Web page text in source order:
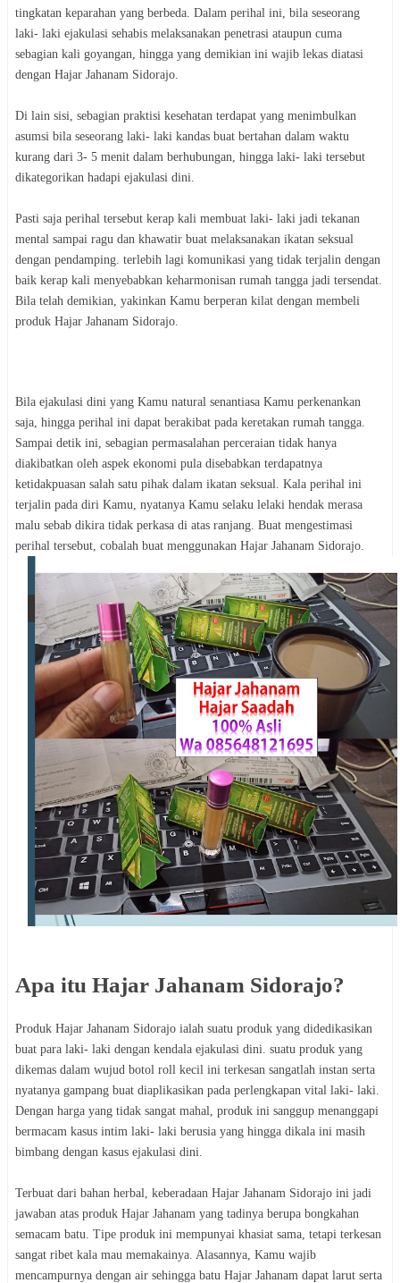
tingkatan keparahan yang berbeda. Dalam perihal ini, bila seseorang
laki- laki ejakulasi sehabis melaksanakan penetrasi ataupun cuma
sebagian kali goyangan, hingga yang demikian ini wajib lekas diatasi
dengan Hajar Jahanam Sidorajo.
Di lain sisi, sebagian praktisi kesehatan terdapat yang menimbulkan
asumsi bila seseorang laki- laki kandas buat bertahan dalam waktu
kurang dari 3- 5 menit dalam berhubungan, hingga laki- laki tersebut
dikategorikan hadapi ejakulasi dini.
Pasti saja perihal tersebut kerap kali membuat laki- laki jadi tekanan
mental sampai ragu dan khawatir buat melaksanakan ikatan seksual
dengan pendamping. terlebih lagi komunikasi yang tidak terjalin dengan
baik kerap kali menyebabkan keharmonisan rumah tangga jadi tersendat.
Bila telah demikian, yakinkan Kamu berperan kilat dengan membeli
produk Hajar Jahanam Sidorajo.
Bila ejakulasi dini yang Kamu natural senantiasa Kamu perkenankan
saja, hingga perihal ini dapat berakibat pada keretakan rumah tangga.
Sampai detik ini, sebagian permasalahan perceraian tidak hanya
diakibatkan oleh aspek ekonomi pula disebabkan terdapatnya
ketidakpuasan salah satu pihak dalam ikatan seksual. Kala perihal ini
terjalin pada diri Kamu, nyatanya Kamu selaku lelaki hendak merasa
malu sebab dikira tidak perkasa di atas ranjang. Buat mengestimasi
perihal tersebut, cobalah buat menggunakan Hajar Jahanam Sidorajo.
Apa itu Hajar Jahanam Sidorajo?
Produk Hajar Jahanam Sidorajo ialah suatu produk yang didedikasikan
buat para laki- laki dengan kendala ejakulasi dini. suatu produk yang
dikemas dalam wujud botol roll kecil ini terkesan sangatlah instan serta
nyatanya gampang buat diaplikasikan pada perlengkapan vital laki- laki.
Dengan harga yang tidak sangat mahal, produk ini sanggup menanggapi
bermacam kasus intim laki- laki berusia yang hingga dikala ini masih
bimbang dengan kasus ejakulasi dini.
Terbuat dari bahan herbal, keberadaan Hajar Jahanam Sidorajo ini jadi
jawaban atas produk Hajar Jahanam yang tadinya berupa bongkahan
semacam batu. Tipe produk ini mempunyai khasiat sama, tetapi terkesan
sangat ribet kala mau memakainya. Alasannya, Kamu wajib
mencampurnya dengan air sehingga batu Hajar Jahanam dapat larut serta